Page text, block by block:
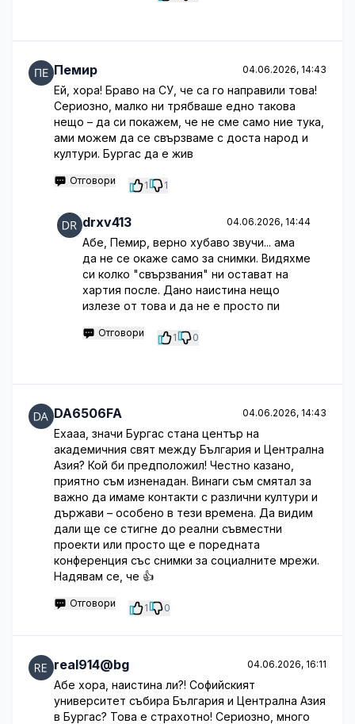
Пемир 04.06.2026, 14:43
Ей, хора! Браво на СУ, че са го направили това!
Сериозно, малко ни трябваше едно такова
нещо – да си покажем, че не сме само ние тука,
ами можем да се свързваме с доста народ и
култури. Бургас да е жив
Отговори 1 1
drxv413 04.06.2026, 14:44
Абе, Пемир, верно хубаво звучи... ама
да не се окаже само за снимки. Видяхме
си колко "свързвания" ни остават на
хартия после. Дано наистина нещо
излезе от това и да не е просто пи
Отговори 1 0
DA6506FA 04.06.2026, 14:43
Ехааа, значи Бургас стана център на
академичния свят между България и Централна
Азия? Кой би предположил! Честно казано,
приятно съм изненадан. Винаги съм смятал за
важно да имаме контакти с различни култури и
държави – особено в тези времена. Да видим
дали ще се стигне до реални съвместни
проекти или просто ще е поредната
конференция със снимки за социалните мрежи.
Надявам се, че 👍
Отговори 1 0
real914@bg 04.06.2026, 16:11
Абе хора, наистина ли?! Софийският
университет събира България и Централна Азия
в Бургас? Това е страхотно! Сериозно, много